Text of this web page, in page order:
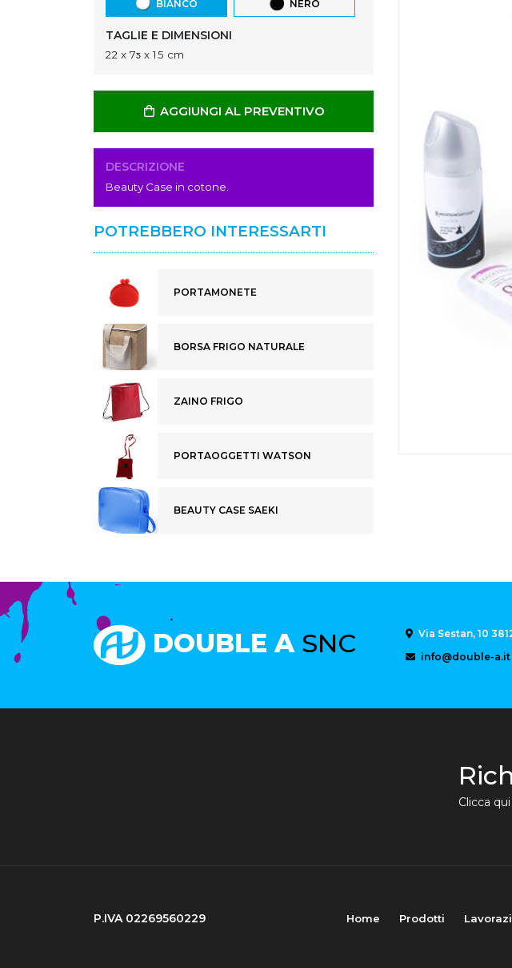
BIANCO NERO
TAGLIE E DIMENSIONI
22 x 7ƽ x 15 cm
AGGIUNGI AL PREVENTIVO
DESCRIZIONE
Beauty Case in cotone.
POTREBBERO INTERESSARTI
PORTAMONETE
BORSA FRIGO NATURALE
ZAINO FRIGO
PORTAOGGETTI WATSON
BEAUTY CASE SAEKI
DOUBLE A SNC Via Sestan, 10
info@double-a.it
Clicca
P.IVA 02269560229 Home Prodotti